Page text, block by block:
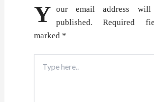
Y our email address
published.
Required
marked *
here..